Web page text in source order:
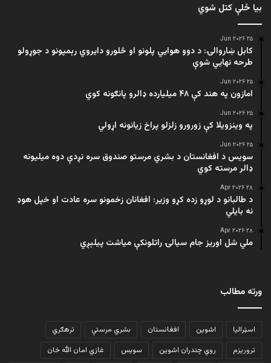
بیا ځلې کتل شوي
۲۵ Jun ۲۰۲۶
کابل ښاروالۍ: د دوو هوايي پلونو او څلورو دایروي رېمپونو د جوړولو
طرحه نهایي شوې
۲۵ Jun ۲۰۲۶
امازون په هند کې ۴۸ میلیارده ډالرو پانګونه کوي
۲۵ Jun ۲۰۲۶
په وینزویلا کې زورورو زلزلو پراخ زیانونه اړولي
۲۵ Jun ۲۰۲۶
سویس د افغانستان د بشري مرستو صندوق سره نږدې دوه میلیونه
ډالر مرسته کوي
۲۸ Apr ۲۰۲۶
د طالبانو د لوړو زده کړو وزیر: افغانان زخمونو سره عادت او خپل هوډ
نه بایلي
۲۸ Apr ۲۰۲۶
ملي شل اوریز جام سیالۍ راتلونکې میاشت پیلېږي
ورته مطالب
اسټرالیا اشوین افغانستان بشري مرستې
ترهګري
تروریزم
روي چندران اشوین سویس غازي امان الله خان